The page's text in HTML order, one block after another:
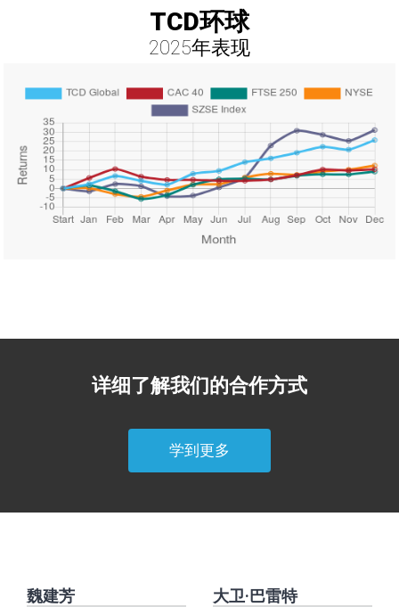
TCD环球
2025年表现
详细了解我们的合作方式
学到更多
魏建芳 大卫·巴雷特